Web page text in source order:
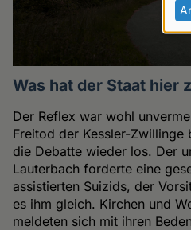
Was hat der Staat hier
Der Reflex war wohl
Freitod der Kessler-
die Debatte wieder los. Der
Lauterbach forderte eine
assistierten Suizids, der
es ihm gleich. Kirchen und
meldeten sich mit ihren